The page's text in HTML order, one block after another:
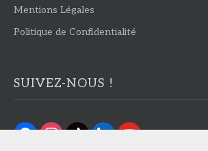
Mentions Légales
Politique de Confidentialité
SUIVEZ-NOUS !
facebookinstagram
tiktoklinkedinyoutube